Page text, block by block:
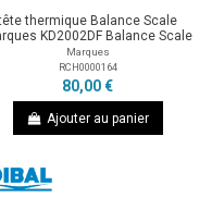
thermique Balance Scale
KD2002DF Balance Scale
Marques
RCH0000164
80,00 €
Ajouter au panier